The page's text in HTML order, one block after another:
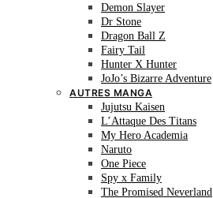
Demon Slayer
Dr Stone
Dragon Ball Z
Fairy Tail
Hunter X Hunter
JoJo’s Bizarre Adventure
AUTRES MANGA
Jujutsu Kaisen
L’Attaque Des Titans
My Hero Academia
Naruto
One Piece
Spy x Family
The Promised Neverland